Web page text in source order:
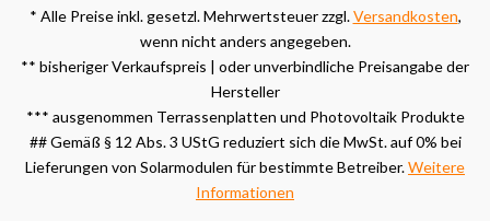
* Alle Preise inkl. gesetzl. Mehrwertsteuer zzgl.Versandkosten,
wenn nicht anders angegeben.
** bisheriger Verkaufspreis | oder unverbindliche Preisangabe der
Hersteller
*** ausgenommen Terrassenplatten und Photovoltaik Produkte
## Gemäß § 12 Abs. 3 UStG reduziert sich die MwSt. auf 0% bei
Lieferungen von Solarmodulen für bestimmte Betreiber.Weitere
Informationen